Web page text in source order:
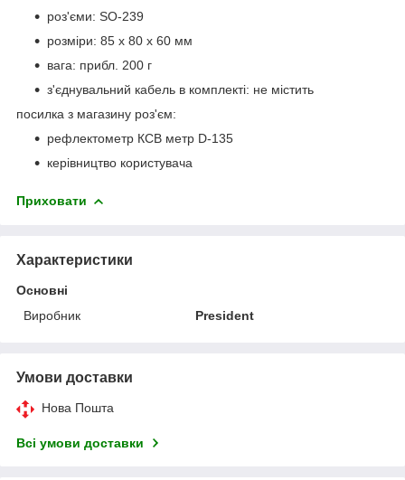
роз'єми: SO-239
розміри: 85 x 80 x 60 мм
вага: прибл. 200 г
з'єднувальний кабель в комплекті: не містить
посилка з магазину роз'єм:
рефлектометр КСВ метр D-135
керівництво користувача
Приховати
Характеристики
Основні
Виробник
President
Умови доставки
Нова Пошта
Всі умови доставки